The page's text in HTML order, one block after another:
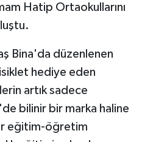
Hatip Ortaokullarını
Bina'da düzenlenen
hediye eden
artık sadece
bilinir bir marka haline
eğitim-öğretim